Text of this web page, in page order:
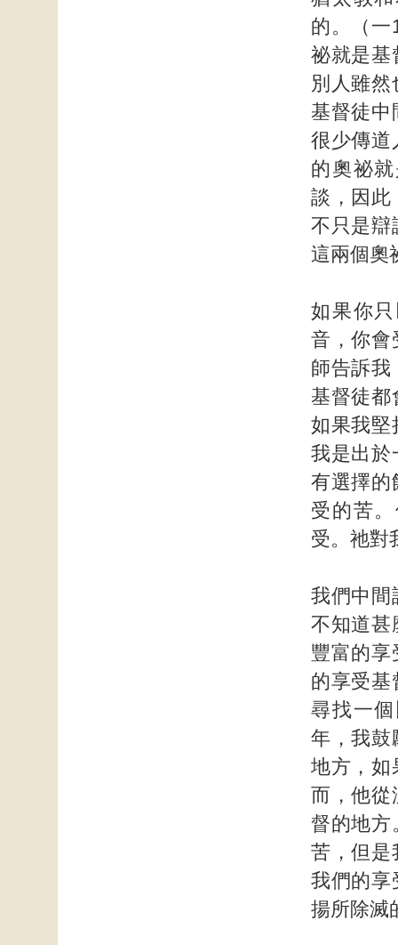
的。（一
祕就是基
別人雖
基督徒中
很少傳道
的奧祕
談，因此
不只是辯
這兩個奧
如果你
音，你會
師告訴我
基督徒都
如果我堅
我是出於
有選擇的
受的苦
受。祂對
我們中間
不知道甚
豐富的享
的享受基
尋找一
年，我鼓
地方，如
而，他從
督的地方
苦，但是
我們的享
揚所除滅